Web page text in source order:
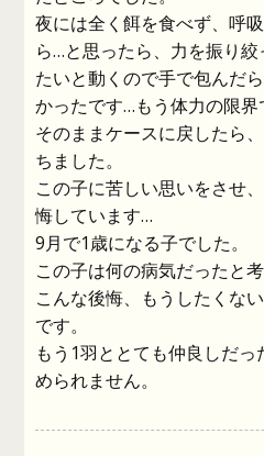
夜には全く餌を食べず、呼
ら…と思ったら、力を振り
たいと動くので手で包んだ
かったです…もう体力の限界
そのままケースに戻したら
ちました。
この子に苦しい思いをさせ
悔しています…
9月で1歳になる子でした。
この子は何の病気だったと
こんな後悔、もうしたくな
です。
もう1羽ととても仲良しだ
められません。